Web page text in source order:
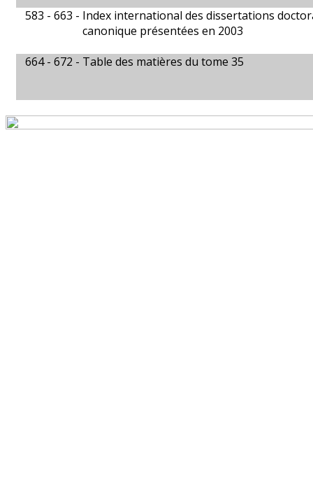
583 - 663 - Index international des dissertations
canonique présentées en 2003
664 - 672 - Table des matières du tome 35